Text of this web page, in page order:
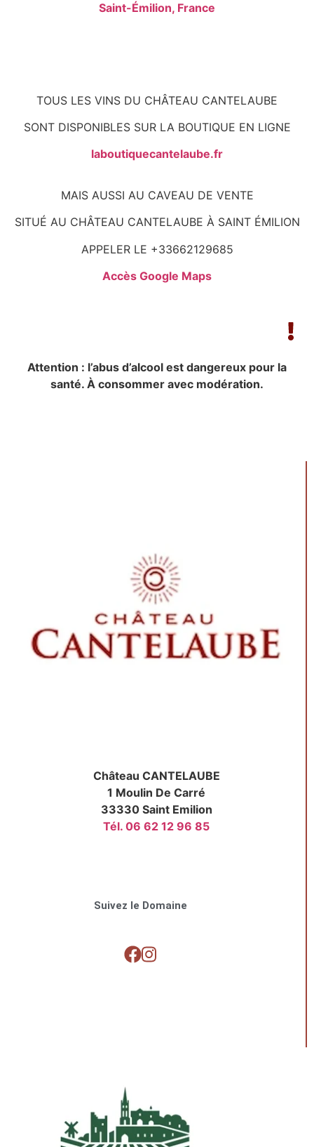
Saint-Émilion, France
TOUS LES VINS DU CHÂTEAU CANTELAUBE
SONT DISPONIBLES SUR LA BOUTIQUE EN LIGNE
laboutiquecantelaube.fr
MAIS AUSSI AU CAVEAU DE VENTE
SITUÉ AU CHÂTEAU CANTELAUBE À SAINT ÉMILION
APPELER LE +33662129685
Accès Google Maps
Attention : l’abus d’alcool est dangereux pour la
santé. À consommer avec modération.
Château CANTELAUBE
1 Moulin De Carré
33330 Saint Emilion
Tél. 06 62 12 96 85
Suivez le Domaine